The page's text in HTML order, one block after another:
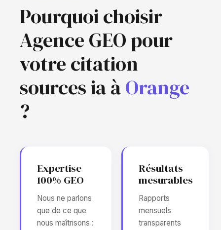
Pourquoi choisir
Agence GEO pour
votre citation
sources ia àOrange
?
Expertise
100% GEO
Nous ne parlons
que de ce que
nous maîtrisons :
Résultats
mesurables
Rapports
mensuels
transparents